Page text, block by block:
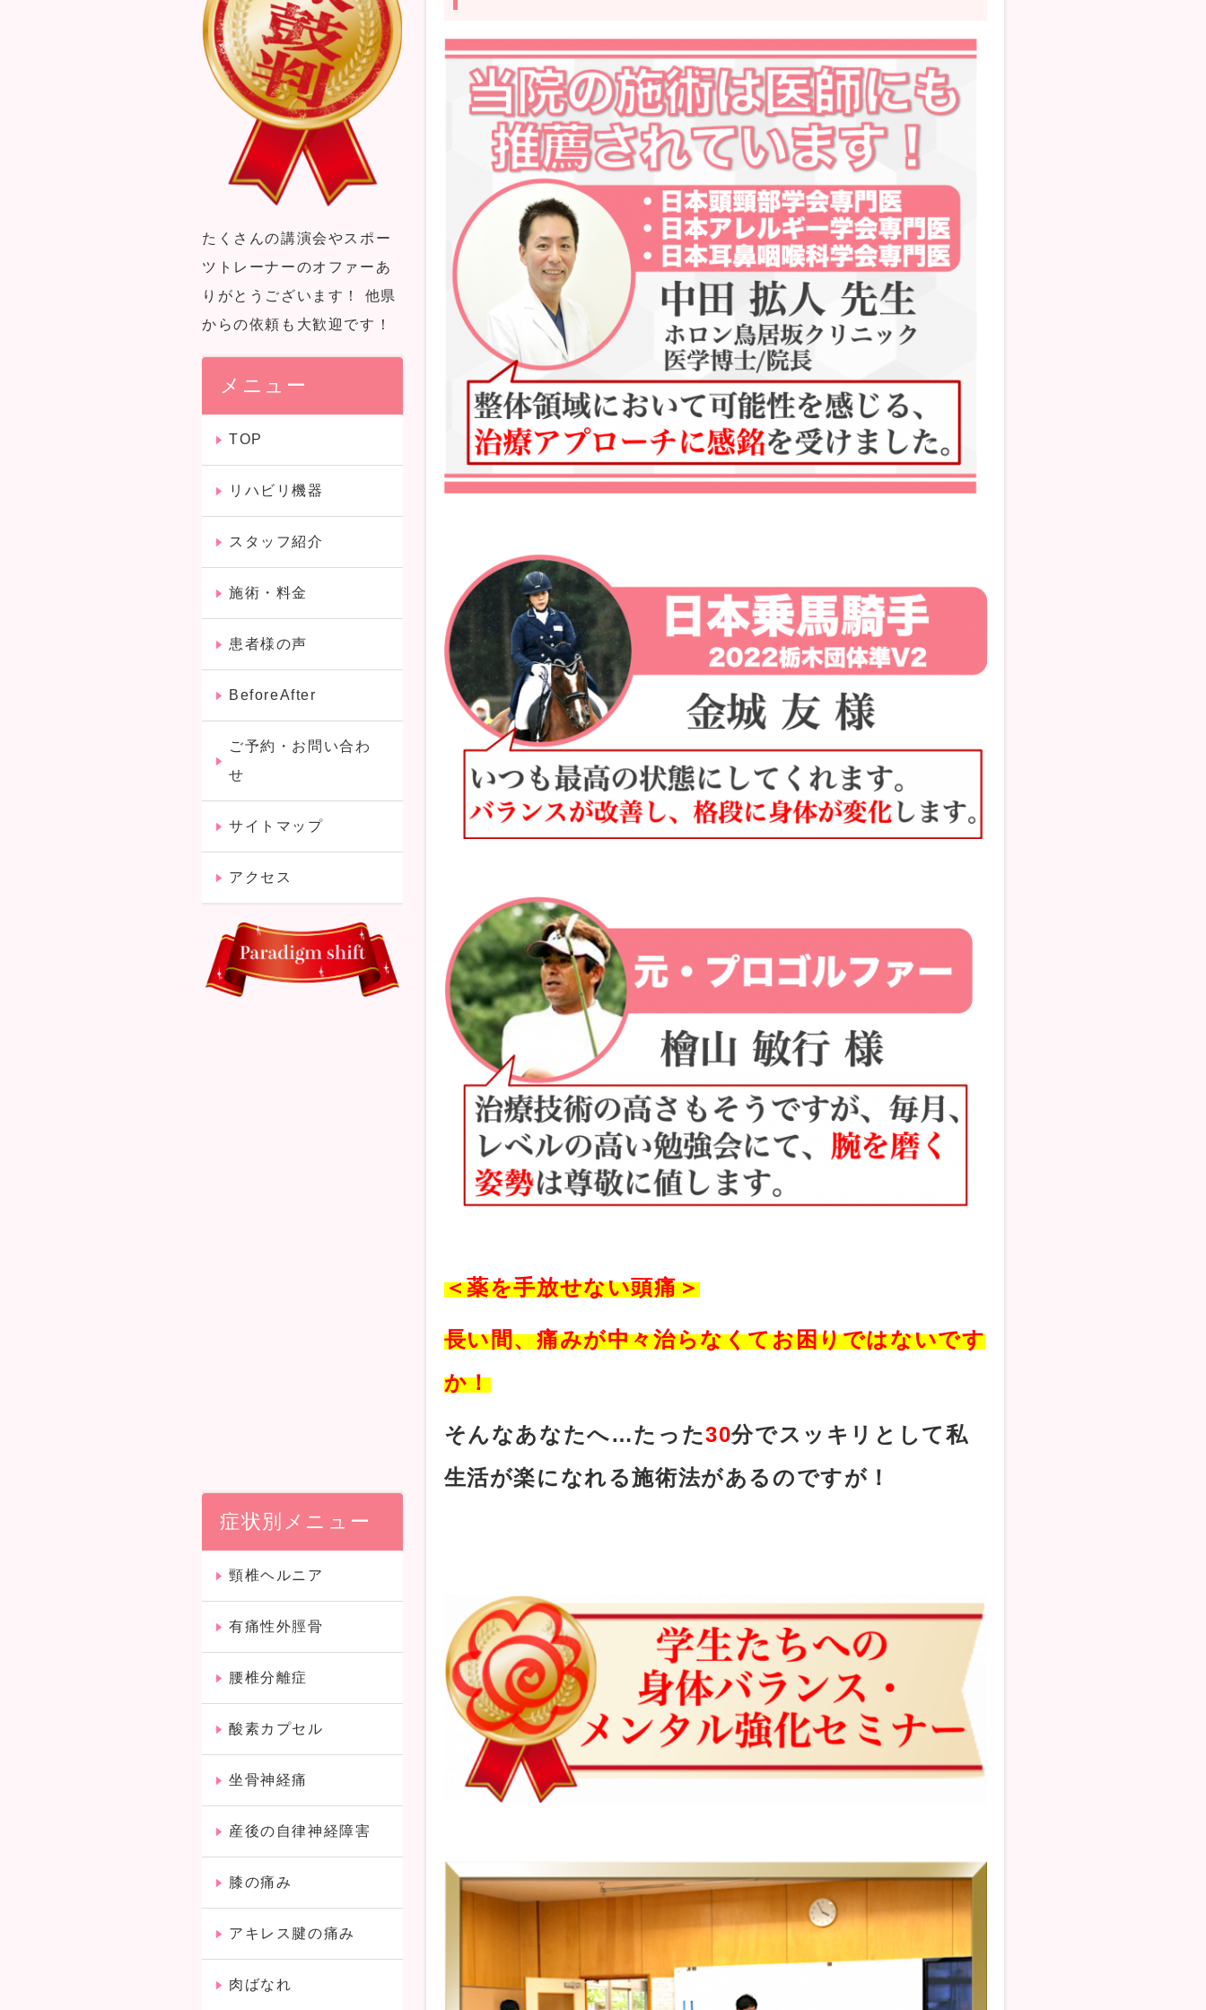
＜薬を手放せない頭痛＞
長い間、痛みが中々治らなくてお困りではないです
か！
そんなあなたへ…たった30分でスッキリとして私
生活が楽になれる施術法があるのですが！
たくさんの講演会やスポー
ツトレーナーのオファーあ
りがとうございます！ 他県
からの依頼も大歓迎です！
メニュー
TOP
リハビリ機器
スタッフ紹介
施術・料金
患者様の声
BeforeAfter
ご予約・お問い合わ
せ
サイトマップ
アクセス
症状別メニュー
頸椎ヘルニア
有痛性外脛骨
腰椎分離症
酸素カプセル
坐骨神経痛
産後の自律神経障害
膝の痛み
アキレス腱の痛み
肉ばなれ